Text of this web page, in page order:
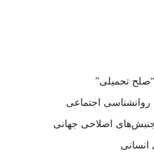
تحمیلی”
اجتماعی
اصلاحی جهانی